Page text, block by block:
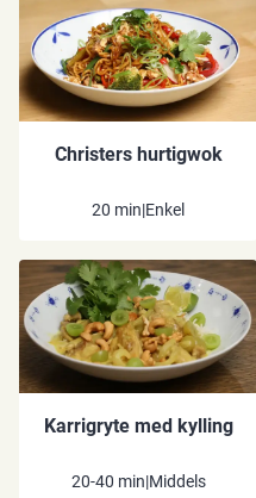
Christers hurtigwok
20 min|Enkel
Karrigryte med kylling
20-40 min|Middels